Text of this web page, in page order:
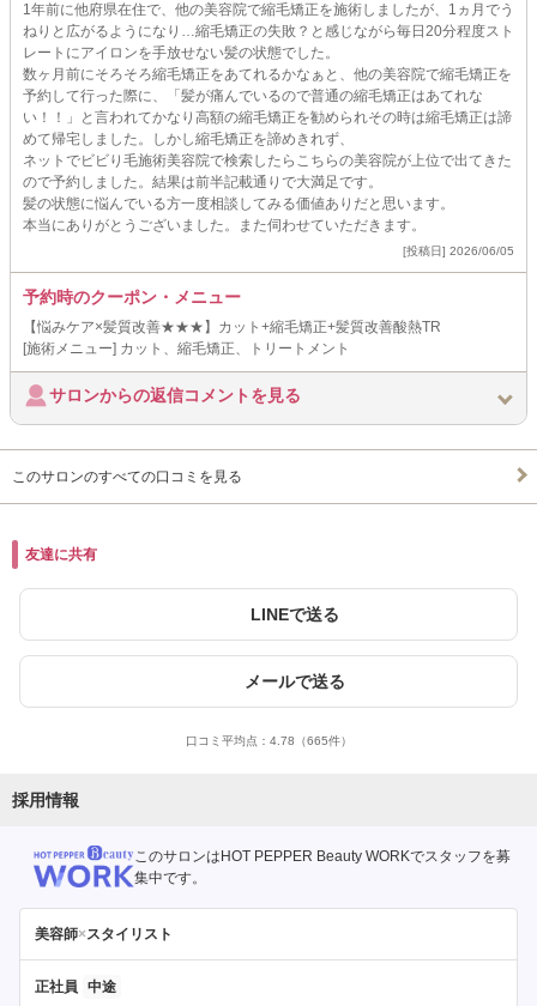
1年前に他府県在住で、他の美容院で縮毛矯正を施術しましたが、1ヵ月でう
ねりと広がるようになり…縮毛矯正の失敗？と感じながら毎日20分程度スト
レートにアイロンを手放せない髪の状態でした。
数ヶ月前にそろそろ縮毛矯正をあてれるかなぁと、他の美容院で縮毛矯正を
予約して行った際に、「髪が痛んでいるので普通の縮毛矯正はあてれな
い！！」と言われてかなり高額の縮毛矯正を勧められその時は縮毛矯正は諦
めて帰宅しました。しかし縮毛矯正を諦めきれず、
ネットでビビり毛施術美容院で検索したらこちらの美容院が上位で出てきた
ので予約しました。結果は前半記載通りで大満足です。
髪の状態に悩んでいる方一度相談してみる価値ありだと思います。
本当にありがとうございました。また伺わせていただきます。
[投稿日] 2026/06/05
予約時のクーポン・メニュー
【悩みケア×髪質改善★★★】カット+縮毛矯正+髪質改善酸熱TR
[施術メニュー] カット、縮毛矯正、トリートメント
サロンからの返信コメントを見る
このサロンのすべての口コミを見る
友達に共有
LINEで送る
メールで送る
口コミ平均点： 4.78 （665件）
採用情報
このサロンはHOT PEPPER Beauty WORKでスタッフを募
集中です。
美容師×スタイリスト
正社員